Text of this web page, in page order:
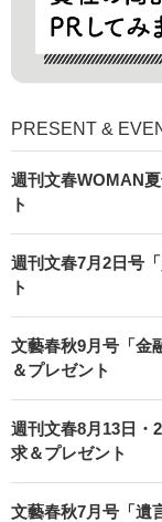
PRESENT &
週刊文春WOMAN
ト
週刊文春7月2日号
ト
文藝春秋9月号「金
＆プレゼント
週刊文春8月13日・
求＆プレゼント
文藝春秋7月号「遺